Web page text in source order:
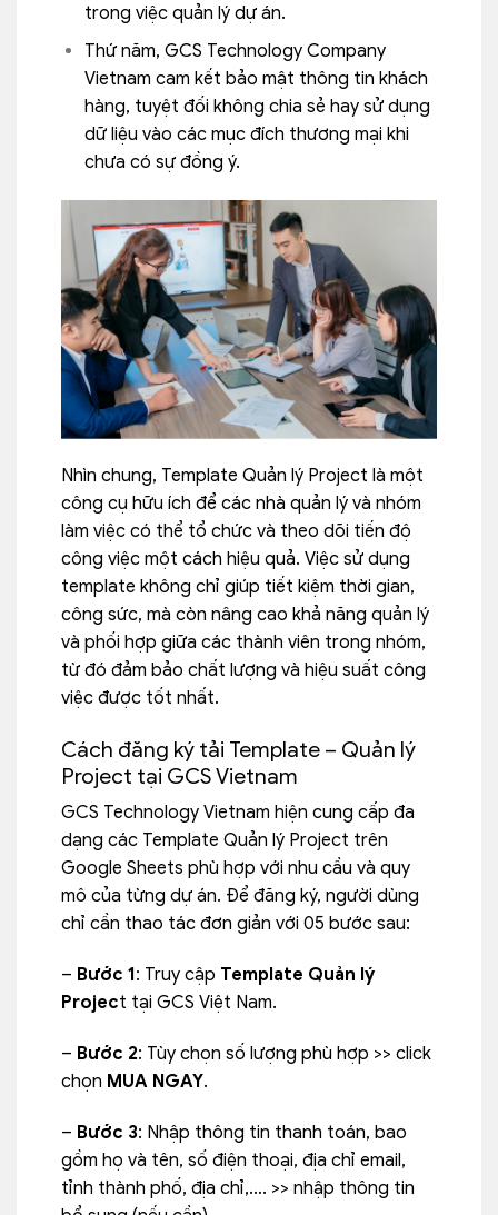
trong việc quản lý dự án.
Thứ năm, GCS Technology Company
Vietnam cam kết bảo mật thông tin khách
hàng, tuyệt đối không chia sẻ hay sử dụng
dữ liệu vào các mục đích thương mại khi
chưa có sự đồng ý.
Nhìn chung, Template Quản lý Project là một
công cụ hữu ích để các nhà quản lý và nhóm
làm việc có thể tổ chức và theo dõi tiến độ
công việc một cách hiệu quả. Việc sử dụng
template không chỉ giúp tiết kiệm thời gian,
công sức, mà còn nâng cao khả năng quản lý
và phối hợp giữa các thành viên trong nhóm,
từ đó đảm bảo chất lượng và hiệu suất công
việc được tốt nhất.
Cách đăng ký tải Template – Quản lý
Project tại GCS Vietnam
GCS Technology Vietnam hiện cung cấp đa
dạng các Template Quản lý Project trên
Google Sheets phù hợp với nhu cầu và quy
mô của từng dự án. Để đăng ký, người dùng
chỉ cần thao tác đơn giản với 05 bước sau:
– Bước 1: Truy cập Template Quản lý
Project tại GCS Việt Nam.
– Bước 2: Tùy chọn số lượng phù hợp >> click
chọn MUA NGAY.
– Bước 3: Nhập thông tin thanh toán, bao
gồm họ và tên, số điện thoại, địa chỉ email,
tỉnh thành phố, địa chỉ,…. >> nhập thông tin